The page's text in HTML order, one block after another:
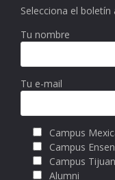
Selecciona el boletín
Tu nombre
Tu e-mail
Campus
Campus
Campus
Alumni